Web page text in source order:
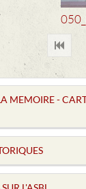
MEMOIRE -